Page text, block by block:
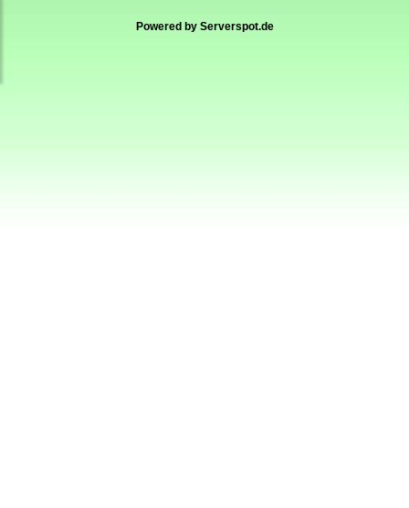
Powered by Serverspot.de